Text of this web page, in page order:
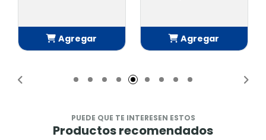
PUEDE QUE TE INTERESEN ESTOS
Productos recomendados